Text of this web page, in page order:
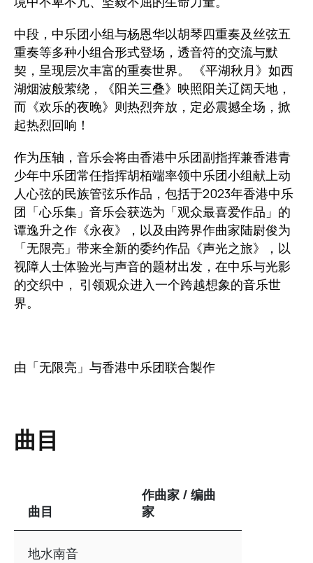
中段，中乐团小组与杨恩华以胡琴四重奏及丝弦五
重奏等多种小组合形式登场，透音符的交流与默
契，呈现层次丰富的重奏世界。 《平湖秋月》如西
湖烟波般萦绕，《阳关三叠》映照阳关辽阔天地，
而《欢乐的夜晚》则热烈奔放，定必震撼全场，掀
起热烈回响！
作为压轴，音乐会将由香港中乐团副指挥兼香港青
少年中乐团常任指挥胡栢端率领中乐团小组献上动
人心弦的民族管弦乐作品，包括于2023年香港中乐
团「心乐集」音乐会获选为「观众最喜爱作品」的
谭逸升之作《永夜》，以及由跨界作曲家陆尉俊为
「无限亮」带来全新的委约作品《声光之旅》，以
视障人士体验光与声音的题材出发，在中乐与光影
的交织中， 引领观众进入一个跨越想象的音乐世
界。
由「无限亮」与香港中乐团联合製作
曲目
曲目
作曲家 / 编曲
家
地水南音